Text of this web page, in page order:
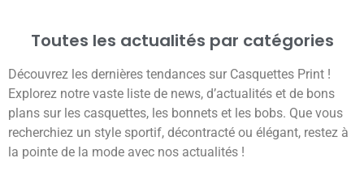
Toutes les actualités par catégories
Découvrez les dernières tendances sur Casquettes Print !
Explorez notre vaste liste de news, d’actualités et de bons
plans sur les casquettes, les bonnets et les bobs. Que vous
recherchiez un style sportif, décontracté ou élégant, restez à
la pointe de la mode avec nos actualités !